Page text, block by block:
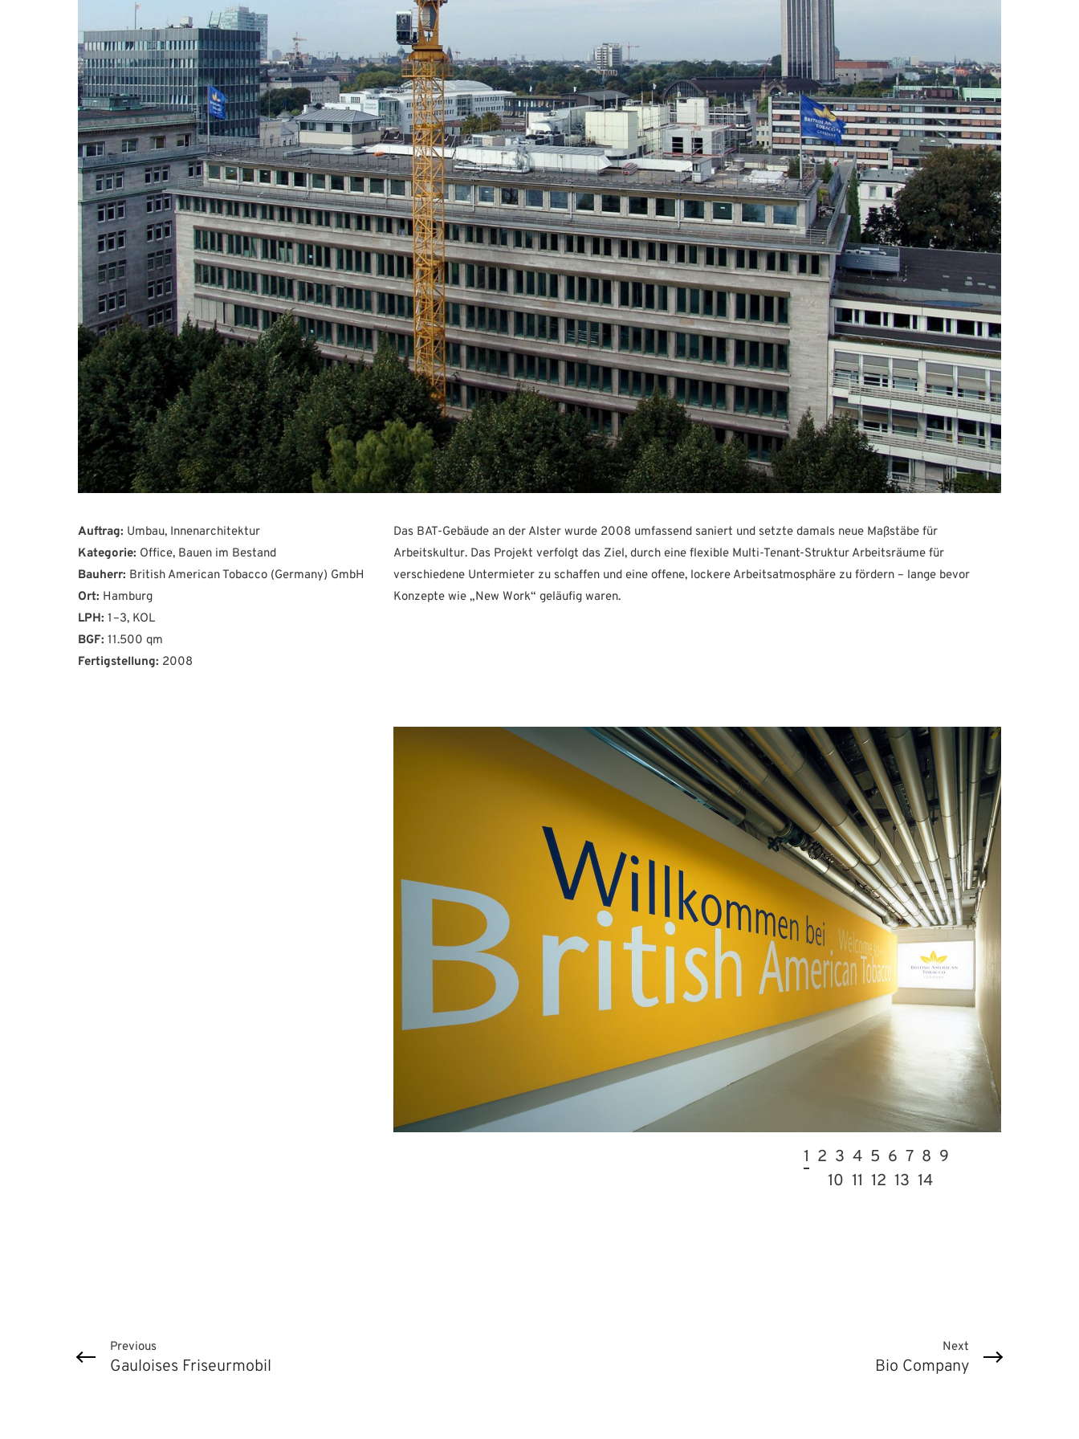
Auftrag: Umbau, Innenarchitektur
Kategorie: Office, Bauen im Bestand
Bauherr: British American Tobacco (Germany) GmbH
Ort: Hamburg
LPH: 1–3, KOL
BGF: 11.500 qm
Fertigstellung: 2008
Das BAT-Gebäude an der Alster wurde 2008 umfassend saniert und setzte damals neue Maßstäbe für
Arbeitskultur. Das Projekt verfolgt das Ziel, durch eine flexible Multi-Tenant-Struktur Arbeitsräume für
verschiedene Untermieter zu schaffen und eine offene, lockere Arbeitsatmosphäre zu fördern – lange bevor
Konzepte wie „New Work“ geläufig waren.
1 2 3 4 5 6 7 8 9
10 11 12 13 14
Previous
Gauloises Friseurmobil
Next
Bio Company